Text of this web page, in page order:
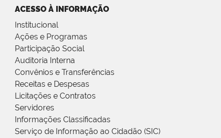
ACESSO À INFORMAÇÃO
Institucional
Ações e Programas
Participação Social
Auditoria Interna
Convênios e Transferências
Receitas e Despesas
Licitações e Contratos
Servidores
Informações Classificadas
Serviço de Informação ao Cidadão (SIC)